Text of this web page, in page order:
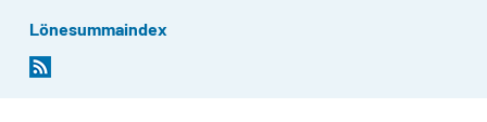
Lönesummaindex